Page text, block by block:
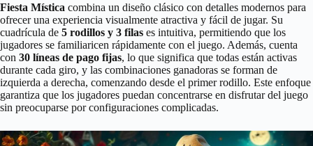
Fiesta Mística combina un diseño clásico con detalles modernos para
ofrecer una experiencia visualmente atractiva y fácil de jugar. Su
cuadrícula de 5 rodillos y 3 filas es intuitiva, permitiendo que los
jugadores se familiaricen rápidamente con el juego. Además, cuenta
con 30 líneas de pago fijas, lo que significa que todas están activas
durante cada giro, y las combinaciones ganadoras se forman de
izquierda a derecha, comenzando desde el primer rodillo. Este enfoque
garantiza que los jugadores puedan concentrarse en disfrutar del juego
sin preocuparse por configuraciones complicadas.